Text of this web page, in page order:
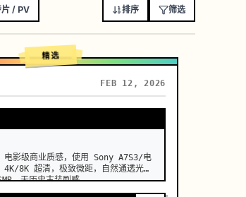
片 / PV 排序 筛选
精选
FEB 12, 2026
电影级商业质感，使用 Sony A7S3/电
4K/8K 超清，极致微距，自然通透光
，无历史古装剧感。